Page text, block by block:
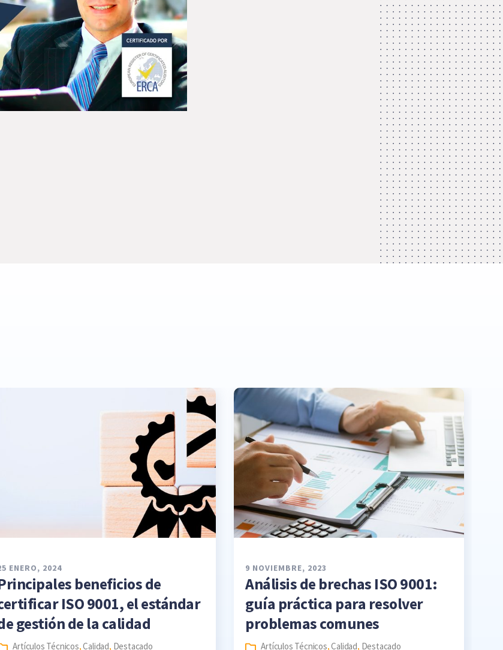
ENERO, 2024
beneficios de
ISO 9001, el estándar
gestión de la calidad
Artículos Técnicos,Calidad, Destacado
9 NOVIEMBRE, 2023
Análisis de brechas ISO 9001:
guía práctica para resolver
problemas comunes
Artículos Técnicos,Calidad, Destacado